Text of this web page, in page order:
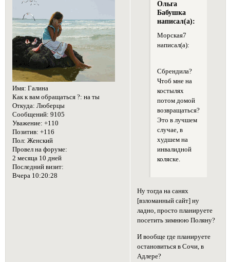
Имя: Галина
Как к вам обращаться ?: на ты
Откуда: Люберцы
Сообщений: 9105
Уважение: +110
Позитив: +116
Пол: Женский
Провел на форуме:
2 месяца 10 дней
Последний визит:
Вчера 10:20:28
Ольга
Бабушка
написал(а):
Морская7
написал(а):
Сбрендила?
Чтоб мне на
костылях
потом домой
возвращаться?
Это в лучшем
случае, в
худшем на
инвалидной
коляске.
Ну тогда на санях
[взломанный сайт] ну
ладно, просто планируете
посетить зимнюю Поляну?
И вообще где планируете
остановиться в Сочи, в
Адлере?